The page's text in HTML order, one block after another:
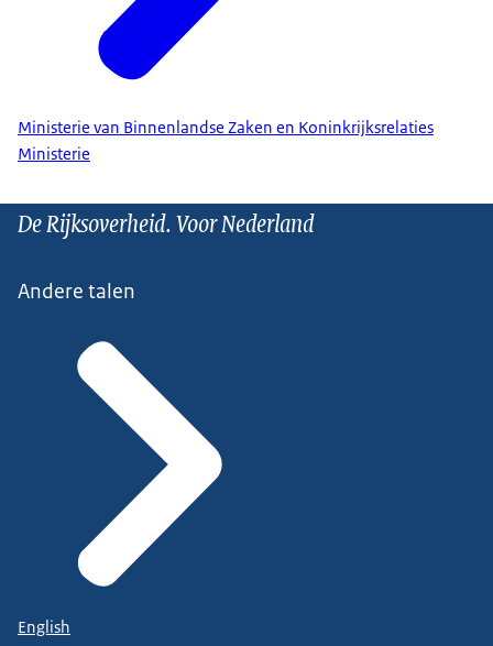
Ministerie van Binnenlandse Zaken en Koninkrijksrelaties
Ministerie
De Rijksoverheid. Voor Nederland
Andere talen
English